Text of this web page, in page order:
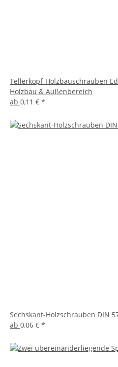
Tellerkopf-Holzbauschrauben
Holzbau & Außenbereich
ab 0,11 € *
Sechskant-Holzschrauben DIN
ab 0,06 € *